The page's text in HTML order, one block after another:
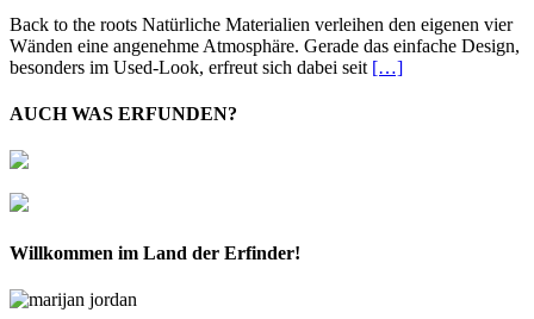
Back to the roots Natürliche Materialien verleihen den eigenen vier
Wänden eine angenehme Atmosphäre. Gerade das einfache Design,
besonders im Used-Look, erfreut sich dabei seit […]
AUCH WAS ERFUNDEN?
Willkommen im Land der Erfinder!